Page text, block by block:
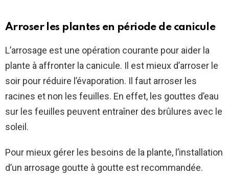
Arroser les plantes en période de canicule
L’arrosage est une opération courante pour aider la
plante à affronter la canicule. Il est mieux d’arroser le
soir pour réduire l’évaporation. Il faut arroser les
racines et non les feuilles. En effet, les gouttes d’eau
sur les feuilles peuvent entraîner des brûlures avec le
soleil.
Pour mieux gérer les besoins de la plante, l’installation
d’un arrosage goutte à goutte est recommandée.